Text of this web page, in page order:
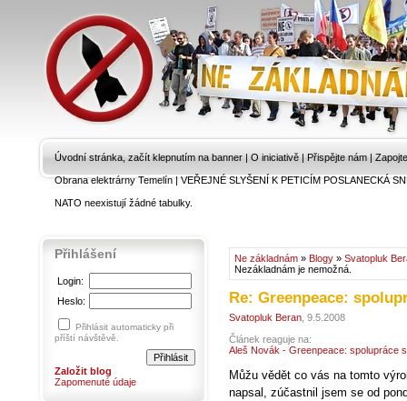
Úvodní stránka, začít klepnutím na banner | O iniciativě | Přispějte nám |
Obrana elektrárny Temelín|VEŘEJNÉ SLYŠENÍ K PETICÍM POSLANECKÁ
NATO neexistují žádné tabulky.
Ne základnám » Blogy » Svatopluk
Nezákladnám je nemožná.
Re: Greenpeace:
Svatopluk Beran , 9.5.2008
Článek reaguje na:
Aleš Novák - Greenpeace: spolupráce
Můžu vědět co vás na tomto
napsal, zúčastnil jsem se od
Přihlášení
Login:
Heslo:
Přihlásit automaticky při
příští návštěvě.
Založit blog
Zapomenuté údaje